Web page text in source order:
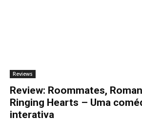
Reviews
Review: Roommates,
Ringing Hearts – Uma
interativa